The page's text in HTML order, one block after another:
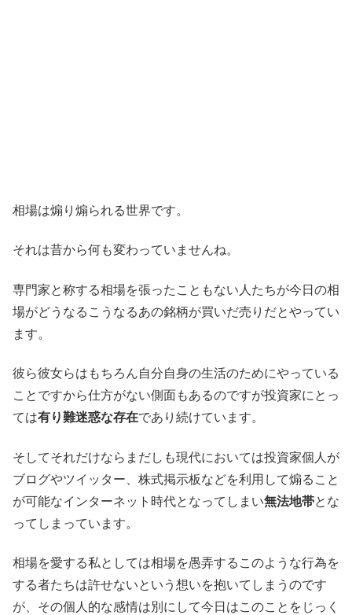
相場は煽り煽られる世界です。
それは昔から何も変わっていませんね。
専門家と称する相場を張ったこともない人たちが今日の相
場がどうなるこうなるあの銘柄が買いだ売りだとやってい
ます。
彼ら彼女らはもちろん自分自身の生活のためにやっている
ことですから仕方がない側面もあるのですが投資家にとっ
ては有り難迷惑な存在であり続けています。
そしてそれだけならまだしも現代においては投資家個人が
ブログやツイッター、株式掲示板などを利用して煽ること
が可能なインターネット時代となってしまい無法地帯とな
ってしまっています。
相場を愛する私としては相場を愚弄するこのような行為を
する者たちは許せないという想いを抱いてしまうのです
が、その個人的な感情は別にして今日はこのことをじっく